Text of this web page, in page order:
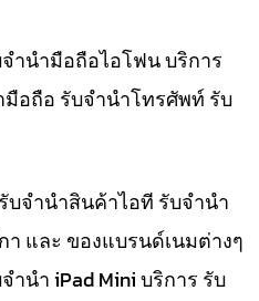
ำนำมือถือไอโฟน บริการ
อถือ รับจำนำโทรศัพท์ รับ
บจำนำสินค้าไอที รับจำนำ
และ ของแบรนด์เนมต่างๆ
นำ iPad Mini บริการ รับ